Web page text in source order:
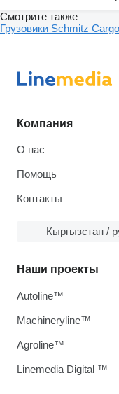
Смотрите также
Грузовики Schmitz
Компания
О нас
Помощь
Контакты
Кыргызстан /
Наши проекты
Autoline™
Machineryline™
Agroline™
Linemedia Digital ™